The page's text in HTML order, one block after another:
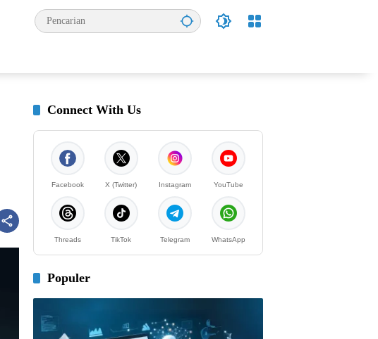
Connect With Us
Facebook X (Twitter) Instagram YouTube
Threads TikTok Telegram WhatsApp
Populer